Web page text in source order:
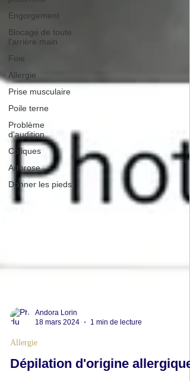
Engorgement
Blocage de toute
l'arrière main
Foie
Allergie
Prise musculaire
Poile terne
Problème
d'audition
Coliques
Arthrose
Donner les pieds
Allergie